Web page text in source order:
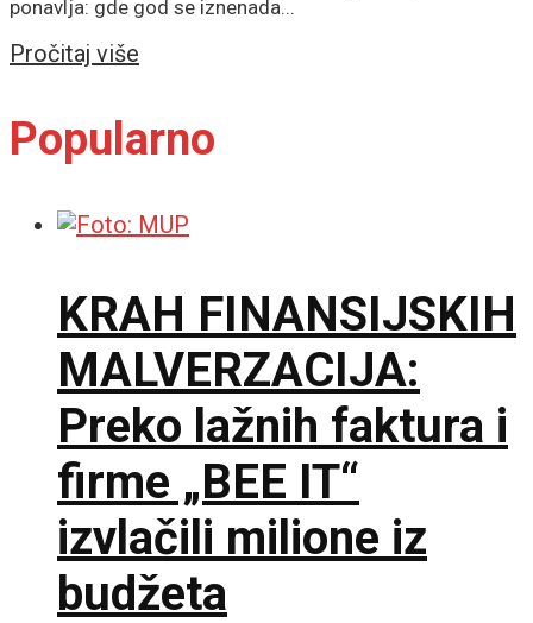
ponavlja: gde god se iznenada...
Pročitaj više
Popularno
KRAH FINANSIJSKIH
MALVERZACIJA:
Preko lažnih faktura i
firme „BEE IT“
izvlačili milione iz
budžeta